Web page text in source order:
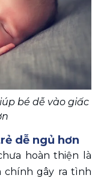
bé dễ vào giấc
dễ ngủ hơn
hoàn thiện là
gây ra tình